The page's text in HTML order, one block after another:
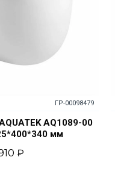
ГР-00098479
AQ1089-00
мм
₽